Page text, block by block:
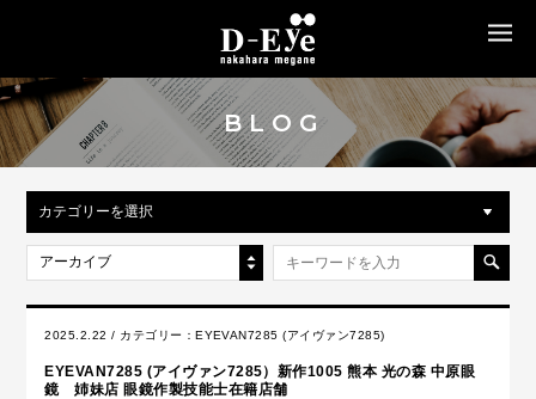
BLOG
カテゴリーを選択
アーカイブ
2025.2.22 / カテゴリー：EYEVAN7285 (アイヴァン7285)
EYEVAN7285 (アイヴァン7285）新作1005 熊本 光の森 中原眼
鏡 姉妹店 眼鏡作製技能士在籍店舗